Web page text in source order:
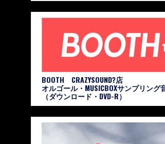
BOOTH CRAZYSOUND?店
オルゴール・MUSICBOXサンプリング
（ダウンロード・DVD-R）